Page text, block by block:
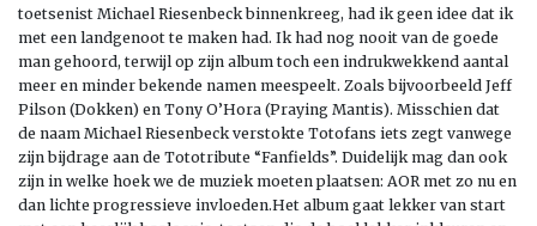
toetsenist Michael Riesenbeck binnenkreeg, had ik geen idee dat ik
met een landgenoot te maken had. Ik had nog nooit van de goede
man gehoord, terwijl op zijn album toch een indrukwekkend aantal
meer en minder bekende namen meespeelt. Zoals bijvoorbeeld Jeff
Pilson (Dokken) en Tony O’Hora (Praying Mantis). Misschien dat
de naam Michael Riesenbeck verstokte Totofans iets zegt vanwege
zijn bijdrage aan de Tototribute “Fanfields”. Duidelijk mag dan ook
zijn in welke hoek we de muziek moeten plaatsen: AOR met zo nu en
dan lichte progressieve invloeden.Het album gaat lekker van start